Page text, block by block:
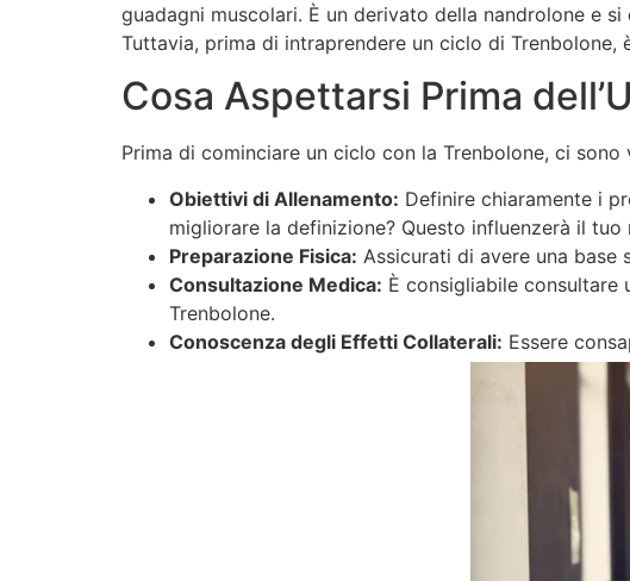
guadagni muscolari. È un derivato della nandrolone e
Tuttavia, prima di intraprendere un ciclo di
Cosa Aspettarsi Prima
Prima di cominciare un ciclo con la Trenbolone, ci
Obiettivi di Allenamento: Definire chiaramente i
migliorare la definizione? Questo influenzerà il tuo
Preparazione Fisica: Assicurati di avere una base
Consultazione Medica: È consigliabile consultare
Trenbolone.
Conoscenza degli Effetti Collaterali: Essere